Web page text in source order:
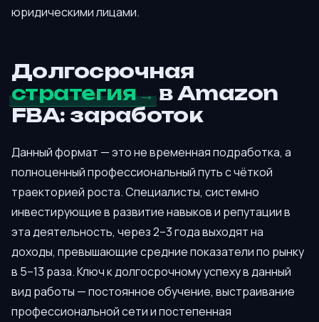
юридическими лицами.
Долгосрочная
стратегия
в Amazon
FBA: заработок
Данный формат — это не временная подработка, а
полноценный профессиональный путь с чёткой
траекторией роста. Специалисты, системно
инвестирующие в развитие навыков и репутации в
эта деятельность, через 2–3 года выходят на
доходы, превышающие средние показатели по рынку
в 5–13 раза. Ключ к долгосрочному успеху в данный
вид работы — постоянное обучение, выстраивание
профессиональной сети и постепенная